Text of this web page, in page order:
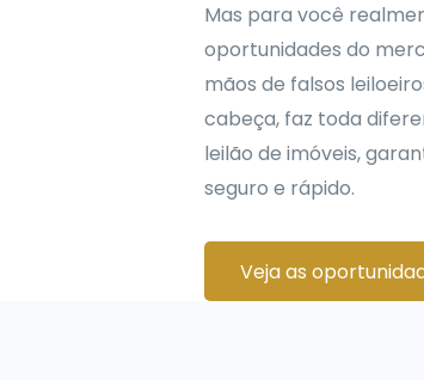
Mas para você
oportunidades do
mãos de falsos
cabeça, faz toda
leilão de imóveis,
seguro e rápido.
Veja as